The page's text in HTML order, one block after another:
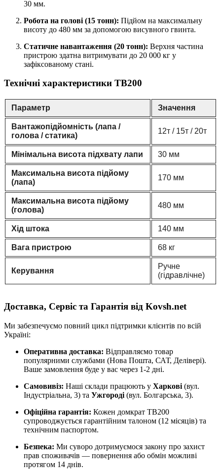
30 мм.
Робота на голові (15 тонн): Підйом на максимальну
висоту до 480 мм за допомогою висувного гвинта.
Статичне навантаження (20 тонн): Верхня частина
пристрою здатна витримувати до 20 000 кг у
зафіксованому стані.
Технічні характеристики TB200
Параметр Значення
Вантажопідйомність (лапа /
голова / статика)
12т / 15т / 20т
Мінімальна висота підхвату лапи 30 мм
Максимальна висота підйому
(лапа)
170 мм
Максимальна висота підйому
(голова)
480 мм
Хід штока 140 мм
Вага пристрою 68 кг
Керування
Ручне
(гідравлічне)
Доставка, Сервіс та Гарантія від Kovsh.net
Ми забезпечуємо повний цикл підтримки клієнтів по всій
Україні:
Оперативна доставка: Відправляємо товар
популярними службами (Нова Пошта, САТ, Делівері).
Ваше замовлення буде у вас через 1-2 дні.
Самовивіз: Наші склади працюють у Харкові (вул.
Індустріальна, 3) та Ужгороді (вул. Болгарська, 3).
Офіційна гарантія: Кожен домкрат TB200
супроводжується гарантійним талоном (12 місяців) та
технічним паспортом.
Безпека: Ми суворо дотримуємося закону про захист
прав споживачів — повернення або обмін можливі
протягом 14 днів.